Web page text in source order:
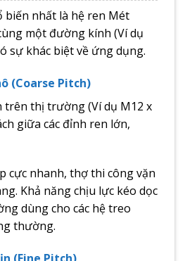
biến nhất là hệ ren Mét
một đường kính (Ví dụ
sự khác biệt về ứng dụng.
(Coarse Pitch)
trên thị trường (Ví dụ M12 x
giữa các đỉnh ren lớn,
cực nhanh, thợ thi công vặn
Khả năng chịu lực kéo dọc
dùng cho các hệ treo
thường.